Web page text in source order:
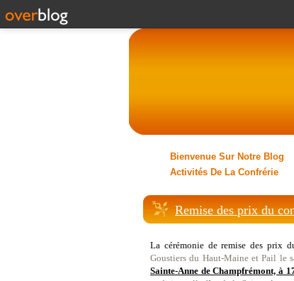
Bienvenue Sur Notre Blog
Activités De La Confrérie
Remise des prix du
La cérémonie de remise des prix
Goustiers du Haut-Maine et Pail le
Sainte-Anne de Champfrémont, à